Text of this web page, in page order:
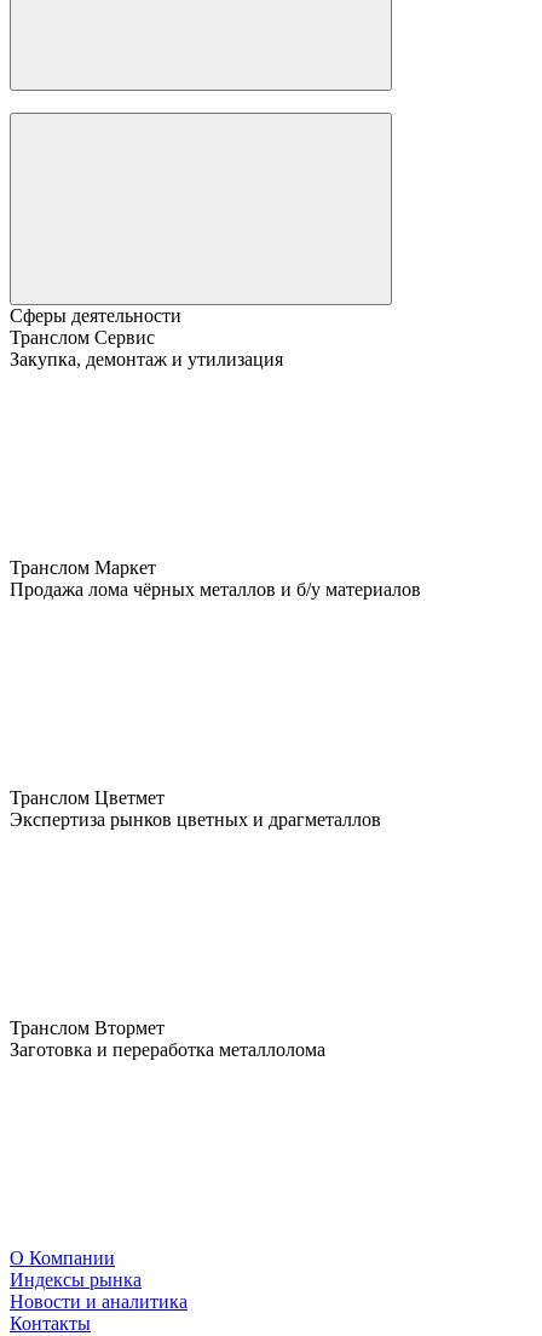
Сферы деятельности
Транслом Сервис
Закупка, демонтаж и утилизация
Транслом Маркет
Продажа лома чёрных металлов и б/у материалов
Транслом Цветмет
Экспертиза рынков цветных и драгметаллов
Транслом Втормет
Заготовка и переработка металлолома
О Компании
Индексы рынка
Новости и аналитика
Контакты